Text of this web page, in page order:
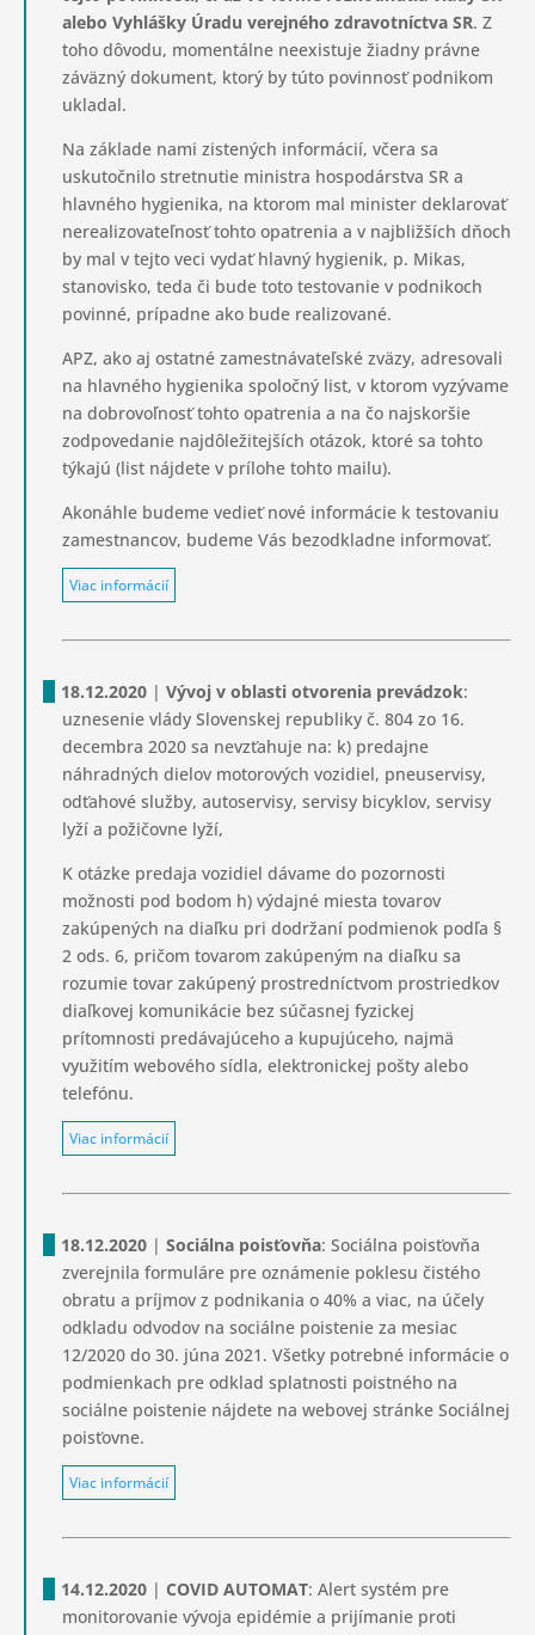
alebo Vyhlášky Úradu verejného zdravotníctva SR. Z
toho dôvodu, momentálne neexistuje žiadny právne
záväzný dokument, ktorý by túto povinnosť podnikom
ukladal.
Na základe nami zistených informácií, včera sa
uskutočnilo stretnutie ministra hospodárstva SR a
hlavného hygienika, na ktorom mal minister deklarovať
nerealizovateľnosť tohto opatrenia a v najbližších dňoch
by mal v tejto veci vydať hlavný hygienik, p. Mikas,
stanovisko, teda či bude toto testovanie v podnikoch
povinné, prípadne ako bude realizované.
APZ, ako aj ostatné zamestnávateľské zväzy, adresovali
na hlavného hygienika spoločný list, v ktorom vyzývame
na dobrovoľnosť tohto opatrenia a na čo najskoršie
zodpovedanie najdôležitejších otázok, ktoré sa tohto
týkajú (list nájdete v prílohe tohto mailu).
Akonáhle budeme vedieť nové informácie k testovaniu
zamestnancov, budeme Vás bezodkladne informovať.
Viac informácií
18.12.2020 | Vývoj v oblasti otvorenia prevádzok:
uznesenie vlády Slovenskej republiky č. 804 zo 16.
decembra 2020 sa nevzťahuje na: k) predajne
náhradných dielov motorových vozidiel, pneuservisy,
odťahové služby, autoservisy, servisy bicyklov, servisy
lyží a požičovne lyží,
K otázke predaja vozidiel dávame do pozornosti
možnosti pod bodom h) výdajné miesta tovarov
zakúpených na diaľku pri dodržaní podmienok podľa §
2 ods. 6, pričom tovarom zakúpeným na diaľku sa
rozumie tovar zakúpený prostredníctvom prostriedkov
diaľkovej komunikácie bez súčasnej fyzickej
prítomnosti predávajúceho a kupujúceho, najmä
využitím webového sídla, elektronickej pošty alebo
telefónu.
Viac informácií
18.12.2020 | Sociálna poisťovňa: Sociálna poisťovňa
zverejnila formuláre pre oznámenie poklesu čistého
obratu a príjmov z podnikania o 40% a viac, na účely
odkladu odvodov na sociálne poistenie za mesiac
12/2020 do 30. júna 2021. Všetky potrebné informácie o
podmienkach pre odklad splatnosti poistného na
sociálne poistenie nájdete na webovej stránke Sociálnej
poisťovne.
Viac informácií
14.12.2020 | COVID AUTOMAT: Alert systém pre
monitorovanie vývoja epidémie a prijímanie proti